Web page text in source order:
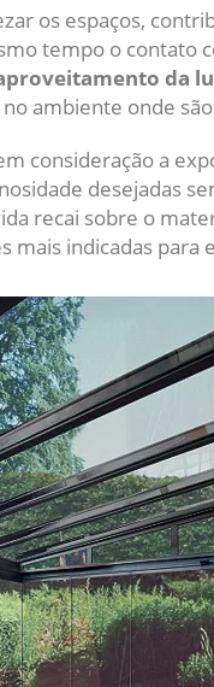
os espaços,
tempo o contato
da
ambiente onde
consideração a
desejadas
recai sobre o
mais indicadas para